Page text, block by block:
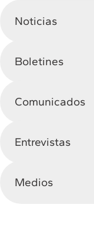
Noticias
Boletines
Comunicados
Entrevistas
Medios